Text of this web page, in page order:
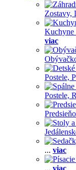
Zostavy,
viac
Postele,
Postele,
... viac
... viac